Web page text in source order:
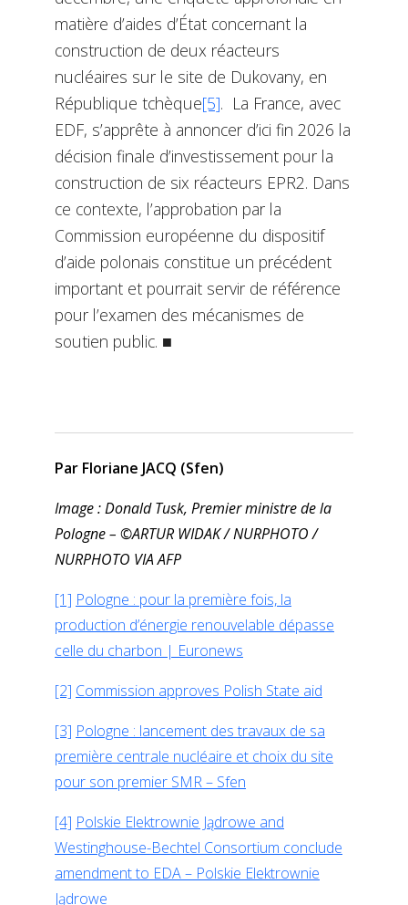
matière d’aides d’État concernant la
construction de deux réacteurs
nucléaires sur le site de Dukovany, en
République tchèque[5]. La France, avec
EDF, s’apprête à annoncer d’ici fin 2026 la
décision finale d’investissement pour la
construction de six réacteurs EPR2. Dans
ce contexte, l’approbation par la
Commission européenne du dispositif
d’aide polonais constitue un précédent
important et pourrait servir de référence
pour l’examen des mécanismes de
soutien public. ■
Par Floriane JACQ (Sfen)
Image : Donald Tusk, Premier ministre de la
Pologne – ©ARTUR WIDAK / NURPHOTO /
NURPHOTO VIA AFP
[1] Pologne : pour la première fois, la
production d’énergie renouvelable dépasse
celle du charbon | Euronews
[2] Commission approves Polish State aid
[3] Pologne : lancement des travaux de sa
première centrale nucléaire et choix du site
pour son premier SMR – Sfen
[4] Polskie Elektrownie Jądrowe and
Westinghouse-Bechtel Consortium conclude
amendment to EDA – Polskie Elektrownie
Jądrowe